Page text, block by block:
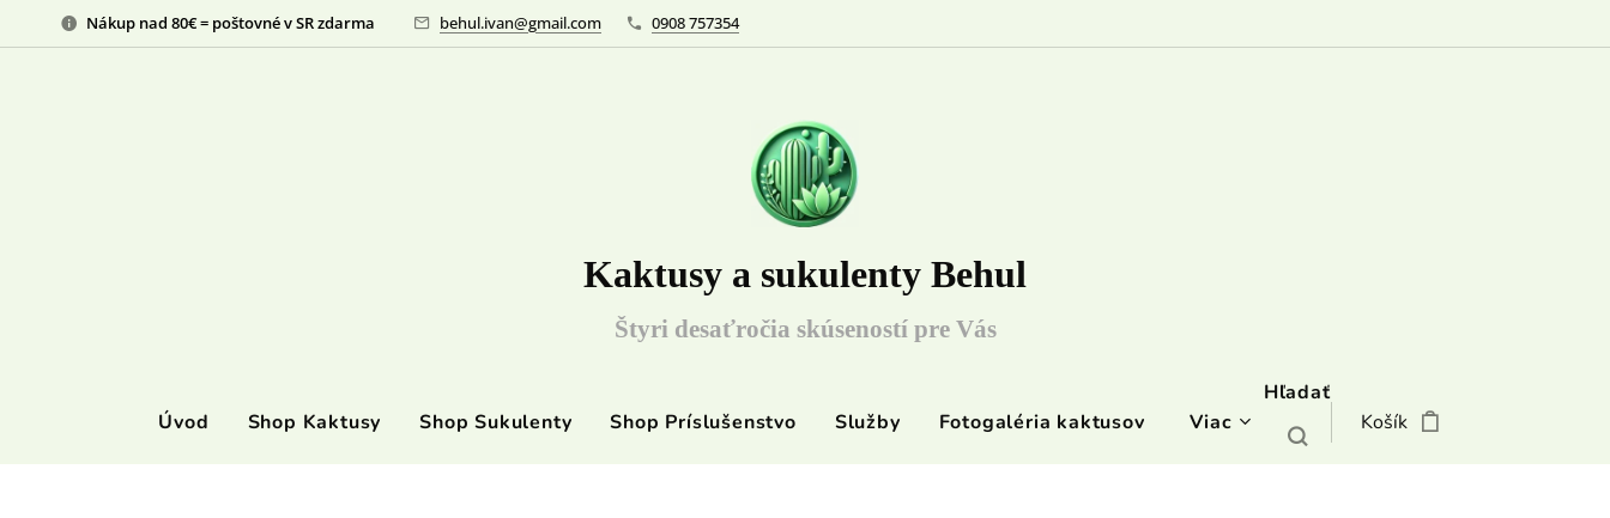
Nákup nad 80€ = poštovné v SR zdarma behul.ivan@gmail.com 0908 757354
Kaktusy a sukulenty Behul
Štyri desaťročia skúseností pre Vás
Úvod Shop Kaktusy Shop Sukulenty Shop Príslušenstvo Služby Fotogaléria kaktusov Viac
Hľadať
Košík